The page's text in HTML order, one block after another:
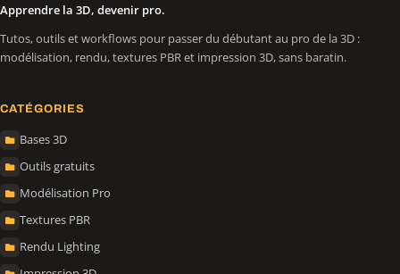
Apprendre la 3D, devenir pro.
Tutos, outils et workflows pour passer du débutant au pro de la 3D :
modélisation, rendu, textures PBR et impression 3D, sans baratin.
CATÉGORIES
Bases 3D
Outils gratuits
Modélisation Pro
Textures PBR
Rendu Lighting